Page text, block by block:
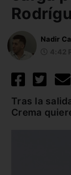
Nadir
Tras la
Crema